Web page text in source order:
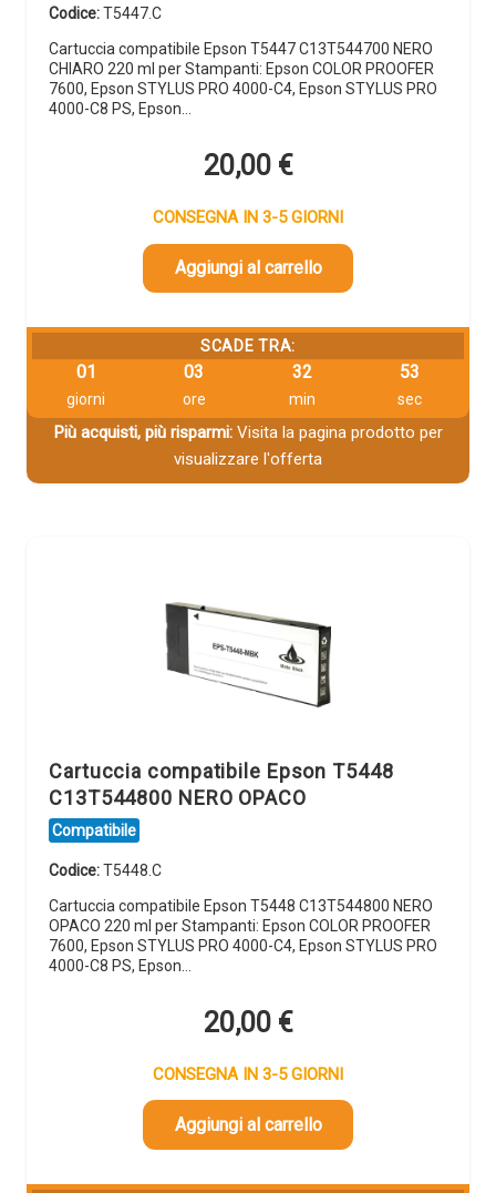
Codice:T5447.C
Cartuccia compatibile Epson T5447 C13T544700 NERO
CHIARO 220 ml per Stampanti: Epson COLOR PROOFER
7600, Epson STYLUS PRO 4000-C4, Epson STYLUS PRO
4000-C8 PS, Epson…
20,00 €
CONSEGNA IN 3-5 GIORNI
Aggiungi al carrello
SCADE TRA:
01
giorni
03
ore
32
min
53
sec
Più acquisti, più risparmi:Visita la pagina prodotto per
visualizzare l'offerta
Cartuccia compatibile Epson T5448
C13T544800 NERO OPACO
Compatibile
Codice:T5448.C
Cartuccia compatibile Epson T5448 C13T544800 NERO
OPACO 220 ml per Stampanti: Epson COLOR PROOFER
7600, Epson STYLUS PRO 4000-C4, Epson STYLUS PRO
4000-C8 PS, Epson…
20,00 €
CONSEGNA IN 3-5 GIORNI
Aggiungi al carrello